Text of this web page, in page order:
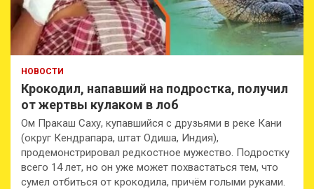
НОВОСТИ
Крокодил, напавший на подростка, получил
от жертвы кулаком в лоб
Ом Пракаш Саху, купавшийся с друзьями в реке Кани
(округ Кендрапара, штат Одиша, Индия),
продемонстрировал редкостное мужество. Подростку
всего 14 лет, но он уже может похвастаться тем, что
сумел отбиться от крокодила, причём голыми руками.